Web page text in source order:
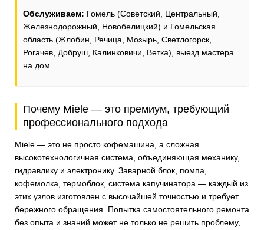
Обслуживаем: Гомель (Советский, Центральный,
Железнодорожный, Новобелицкий) и Гомельская
область (Жлобин, Речица, Мозырь, Светлогорск,
Рогачев, Добруш, Калинковичи, Ветка), выезд мастера
на дом
Почему Miele — это премиум, требующий
профессионального подхода
Miele — это не просто кофемашина, а сложная
высокотехнологичная система, объединяющая механику,
гидравлику и электронику. Заварной блок, помпа,
кофемолка, термоблок, система капучинатора — каждый из
этих узлов изготовлен с высочайшей точностью и требует
бережного обращения. Попытка самостоятельного ремонта
без опыта и знаний может не только не решить проблему,